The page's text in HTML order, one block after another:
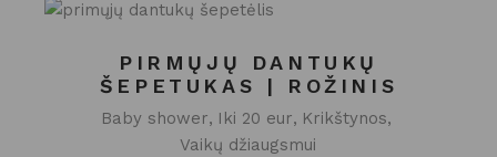
PIRMŲJŲ DANTUKŲ
ŠEPETUKAS | ROŽINIS
Baby shower Iki 20 eur
Krikštynos
Vaikų džiaugsmui